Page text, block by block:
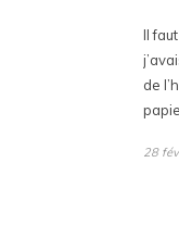
Il
de
28